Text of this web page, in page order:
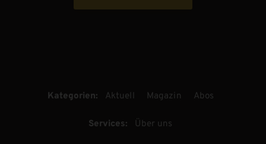
Kategorien: Aktuell Magazin Abos
Services: Über uns